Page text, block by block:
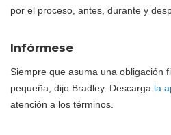
por el proceso, antes, durante y
Infórmese
Siempre que asuma una obligación
pequeña, dijo Bradley. Descarga la
atención a los términos.